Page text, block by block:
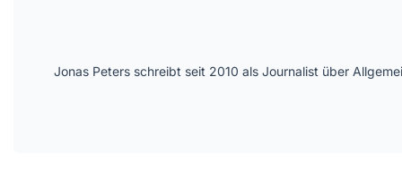
Jonas Peters schreibt seit 2010 als Journalist über